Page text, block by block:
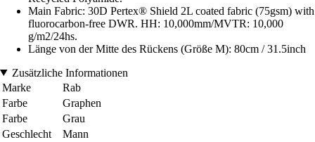
Main Fabric: 30D Pertex® Shield 2L coated fabric (75gsm) with
fluorocarbon-free DWR. HH: 10,000mm/MVTR: 10,000
g/m2/24hs.
Länge von der Mitte des Rückens (Größe M): 80cm / 31.5inch
Zusätzliche Informationen
Marke
Rab
Farbe
Graphen
Farbe
Grau
Geschlecht
Mann